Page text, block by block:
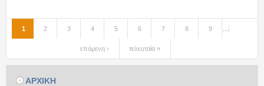
Σελίδες
1 2 3 4 5 6 7 8 9
επόμενη › τελευταία »
ΑΡΧΙΚΗ